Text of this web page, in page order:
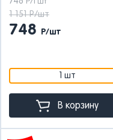
Р/1 шт
1 151 Р/шт
748 Р/шт
1 шт
В корзину